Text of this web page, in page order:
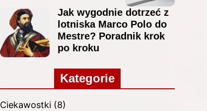
Jak wygodnie dotrzeć z
lotniska Marco Polo do
Mestre? Poradnik krok
po kroku
Kategorie
Ciekawostki(8)